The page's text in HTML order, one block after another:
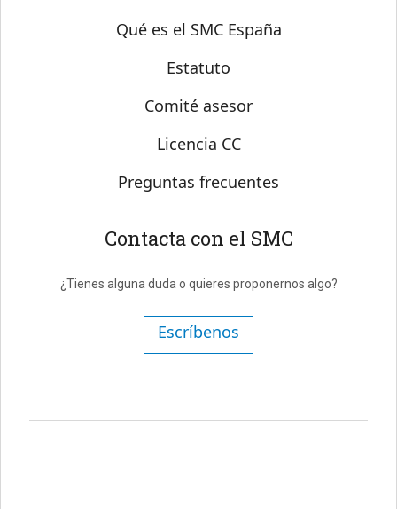
Sobre SMC España
Qué es el SMC España
Estatuto
Comité asesor
Licencia CC
Preguntas frecuentes
Contacta con el SMC
¿Tienes alguna duda o quieres proponernos algo?
Escríbenos